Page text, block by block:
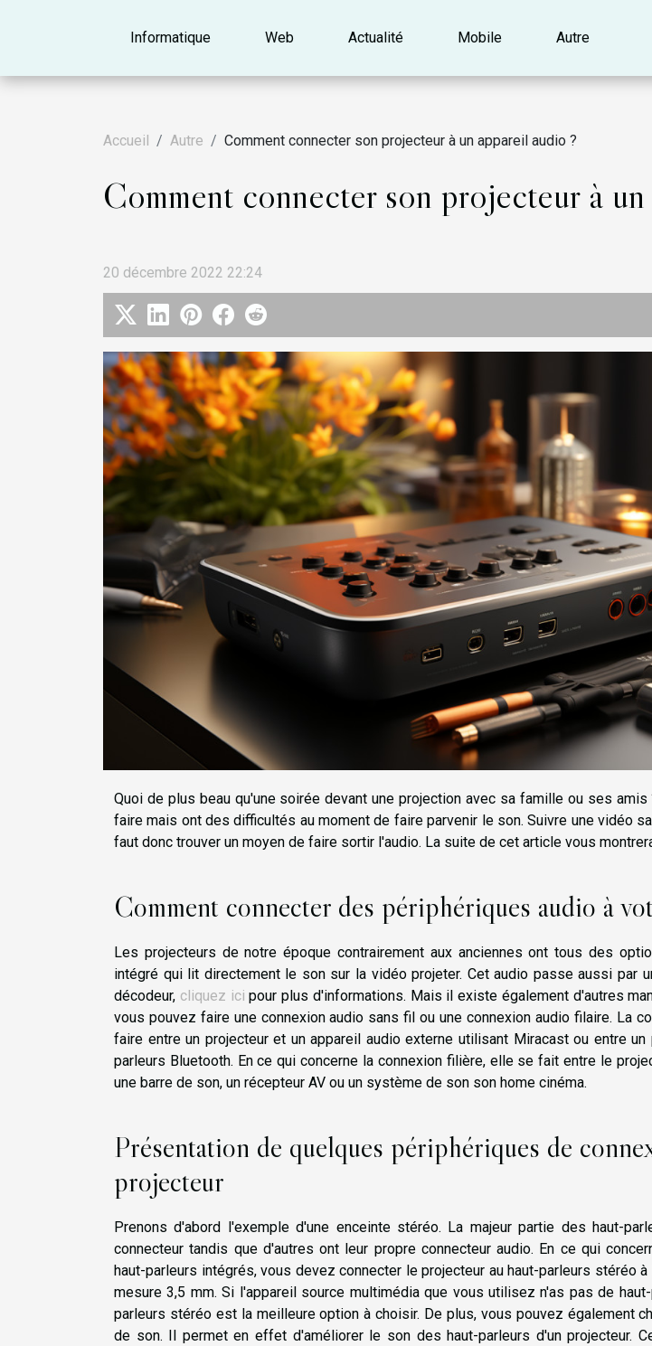
Informatique Web Actualité Mobile Autre
Accueil Autre Comment connecter son projecteur à un appareil audio ?
Comment connecter son projecteur à
20 décembre 2022 22:24
Quoi de plus beau qu'une soirée devant une projection avec sa famille ou ses amis
faire mais ont des difficultés au moment de faire parvenir le son. Suivre une vidéo
faut donc trouver un moyen de faire sortir l'audio. La suite de cet article vous
Comment connecter des périphériques audio à
Les projecteurs de notre époque contrairement aux anciennes ont tous des
intégré qui lit directement le son sur la vidéo projeter. Cet audio passe aussi par
décodeur, cliquez ici pour plus d'informations. Mais il existe également d'autres
vous pouvez faire une connexion audio sans fil ou une connexion audio filaire. La
faire entre un projecteur et un appareil audio externe utilisant Miracast ou entre un
parleurs Bluetooth. En ce qui concerne la connexion filière, elle se fait entre le
une barre de son, un récepteur AV ou un système de son son home cinéma.
Présentation de quelques périphériques de
projecteur
Prenons d'abord l'exemple d'une enceinte stéréo. La majeur partie des haut-
connecteur tandis que d'autres ont leur propre connecteur audio. En ce qui
haut-parleurs intégrés, vous devez connecter le projecteur au haut-parleurs stéréo
mesure 3,5 mm. Si l'appareil source multimédia que vous utilisez n'as pas de
parleurs stéréo est la meilleure option à choisir. De plus, vous pouvez également
de son. Il permet en effet d'améliorer le son des haut-parleurs d'un projecteur.